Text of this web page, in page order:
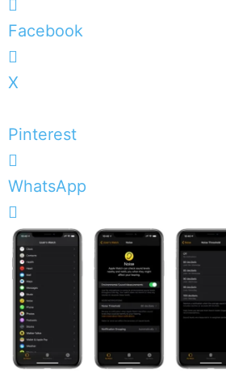
Facebook
X
Pinterest
WhatsApp